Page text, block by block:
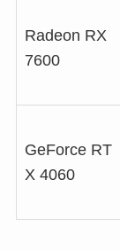
Radeon RX
7600
GeForce RT
X 4060